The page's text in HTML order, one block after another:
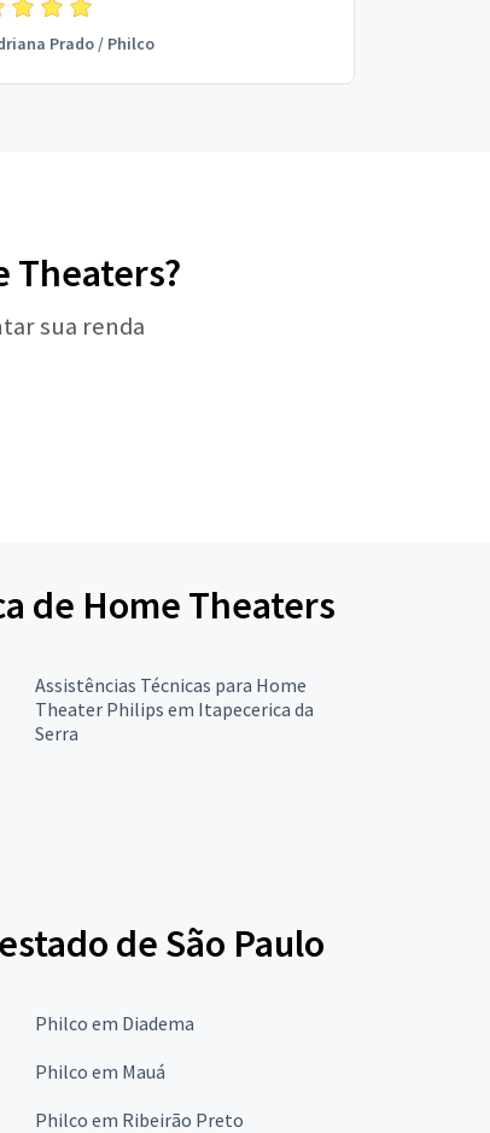
Prado/ Philco
Theaters?
sua renda
de Home Theaters
Assistências Técnicas para Home
Theater Philips em Itapecerica da
Serra
de São Paulo
Philco em Diadema
Philco em Mauá
Philco em Ribeirão Preto